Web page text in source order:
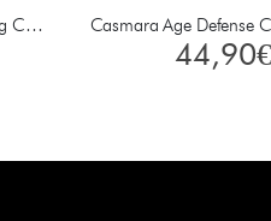
Casmara Hydra Lifting Nutri Firming Cream 50 ml Casmara Age Defense
44,90€